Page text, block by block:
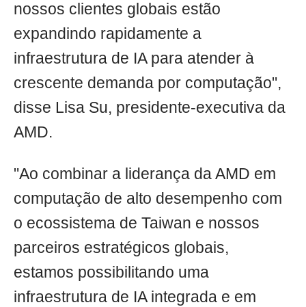
nossos clientes globais estão
expandindo rapidamente a
infraestrutura de IA para atender à
crescente demanda por computação",
disse Lisa Su, presidente-executiva da
AMD.
"Ao combinar a liderança da AMD em
computação de alto desempenho com
o ecossistema de Taiwan e nossos
parceiros estratégicos globais,
estamos possibilitando uma
infraestrutura de IA integrada e em